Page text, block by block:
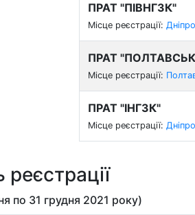
ПРАТ "ПІВНГЗК"
Місце реєстрації:
ПРАТ
Місце реєстрації:
ПРАТ "ІНГЗК"
Місце реєстрації:
по 31 грудня 2021 року)